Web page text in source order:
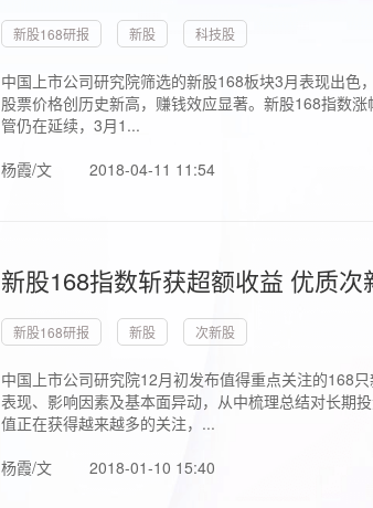
新股168研报 新股 科技股
中国上市公司研究院筛选的新股168板块3月表现出色
股票价格创历史新高，赚钱效应显著。新股168指数
管仍在延续，3月1...
杨霞/文
2018-04-11 11:54
新股168指数斩获超额收益 优质次
新股168研报 新股 次新股
中国上市公司研究院12月初发布值得重点关注的168
表现、影响因素及基本面异动，从中梳理总结对长期
值正在获得越来越多的关注，...
杨霞/文
2018-01-10 15:40